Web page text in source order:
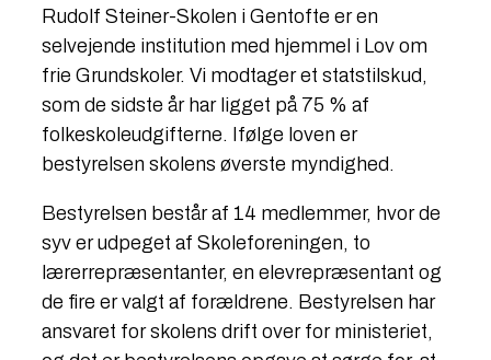
Rudolf Steiner-Skolen i Gentofte er en
selvejende institution med hjemmel i Lov om
frie Grundskoler. ​Vi modtager et statstilskud,
som de sidste år har ligget på 75 % af
folkeskoleudgifterne. ​Ifølge loven er
bestyrelsen skolens øverste myndighed.​
​Bestyrelsen består af 14 medlemmer, hvor de
syv er udpeget af Skoleforeningen, to
lærerrepræsentanter, en elevrepræsentant og
de fire er valgt af forældrene. Bestyrelsen har
ansvaret for skolens drift over for ministeriet,